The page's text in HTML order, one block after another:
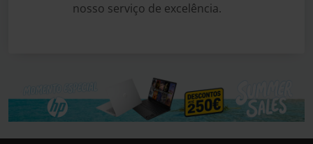
nosso serviço de excelência.